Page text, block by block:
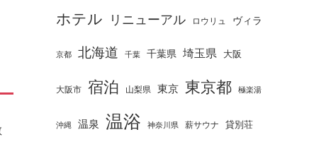
ホテル リニューアル ロウリュ ヴィラ
京都 北海道 千葉 千葉県 埼玉県 大阪
大阪市 宿泊 山梨県 東京 東京都 極楽湯
沖縄 温泉 温浴 神奈川県 薪サウナ 貸別荘